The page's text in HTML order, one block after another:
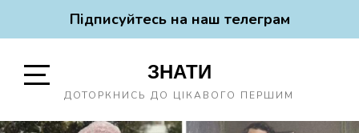
Підписуйтесь на наш телеграм
Sidebar
ЗНАТИ
ДОТОРКНИСЬ ДО ЦІКАВОГО ПЕРШИМ